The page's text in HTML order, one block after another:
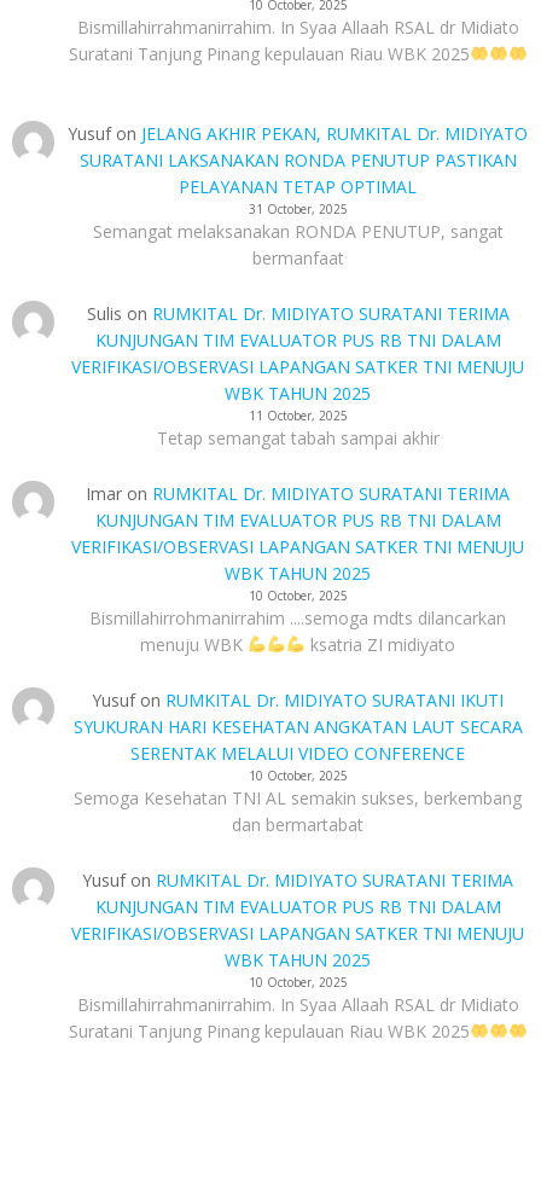
10 October, 2025
Bismillahirrahmanirrahim. In Syaa Allaah RSAL dr Midiato
Suratani Tanjung Pinang kepulauan Riau WBK 2025
Yusufon JELANG AKHIR PEKAN, RUMKITAL Dr. MIDIYATO
SURATANI LAKSANAKAN RONDA PENUTUP PASTIKAN
PELAYANAN TETAP OPTIMAL
31 October, 2025
Semangat melaksanakan RONDA PENUTUP, sangat
bermanfaat
Sulis on RUMKITAL Dr. MIDIYATO SURATANI TERIMA
KUNJUNGAN TIM EVALUATOR PUS RB TNI DALAM
VERIFIKASI/OBSERVASI LAPANGAN SATKER TNI MENUJU
WBK TAHUN 2025
11 October, 2025
Tetap semangat tabah sampai akhir
Imar on RUMKITAL Dr. MIDIYATO SURATANI TERIMA
KUNJUNGAN TIM EVALUATOR PUS RB TNI DALAM
VERIFIKASI/OBSERVASI LAPANGAN SATKER TNI MENUJU
WBK TAHUN 2025
10 October, 2025
Bismillahirrohmanirrahim ....semoga mdts dilancarkan
menuju WBK
ksatria ZI midiyato
Yusufon RUMKITAL Dr. MIDIYATO SURATANI IKUTI
SYUKURAN HARI KESEHATAN ANGKATAN LAUT SECARA
SERENTAK MELALUI VIDEO CONFERENCE
10 October, 2025
Semoga Kesehatan TNI AL semakin sukses, berkembang
dan bermartabat
Yusufon RUMKITAL Dr. MIDIYATO SURATANI TERIMA
KUNJUNGAN TIM EVALUATOR PUS RB TNI DALAM
VERIFIKASI/OBSERVASI LAPANGAN SATKER TNI MENUJU
WBK TAHUN 2025
10 October, 2025
Bismillahirrahmanirrahim. In Syaa Allaah RSAL dr Midiato
Suratani Tanjung Pinang kepulauan Riau WBK 2025